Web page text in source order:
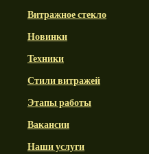
Витражное стекло
Новинки
Техники
Стили витражей
Этапы работы
Вакансии
Наши услуги